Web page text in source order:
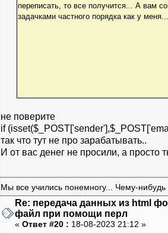
переписать, то все получится... А вам
задачками частного порядка как у меня...
не поверите
if
так что тут не про зарабатывать..
И от вас денег не просили, а просто
Мы все учились понемногу... Чему-нибудь
Re: передача данных из html
файл при помощи перл
« Ответ #20 : 18-08-2023 21:12 »